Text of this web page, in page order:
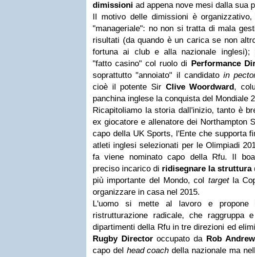
dimissioni ad appena nove mesi dalla sua
Il motivo delle dimissioni è
"manageriale": no non si tratta di mala
risultati (da quando è un carica se non
fortuna ai club e alla nazionale inglesi);
"fatto casino" col ruolo di Performance
soprattutto "annoiato" il candidato in
cioè il potente Sir Clive Woordward,
panchina inglese la conquista del Mondiale
Ricapitoliamo la storia dall'inizio, tanto è
ex giocatore e allenatore dei Northampton
capo della UK Sports, l'Ente che supporta
atleti inglesi selezionati per le Olimpiadi
fa viene nominato capo della Rfu. Il
preciso incarico di ridisegnare la struttura
più importante del Mondo, col targetla
organizzare in casa nel 2015.
L'uomo si mette al lavoro e propone
ristrutturazione radicale, che raggruppa
dipartimenti della Rfu in tre direzioni ed
Rugby Directoroccupato da Rob
capo del head coach della nazionale ma